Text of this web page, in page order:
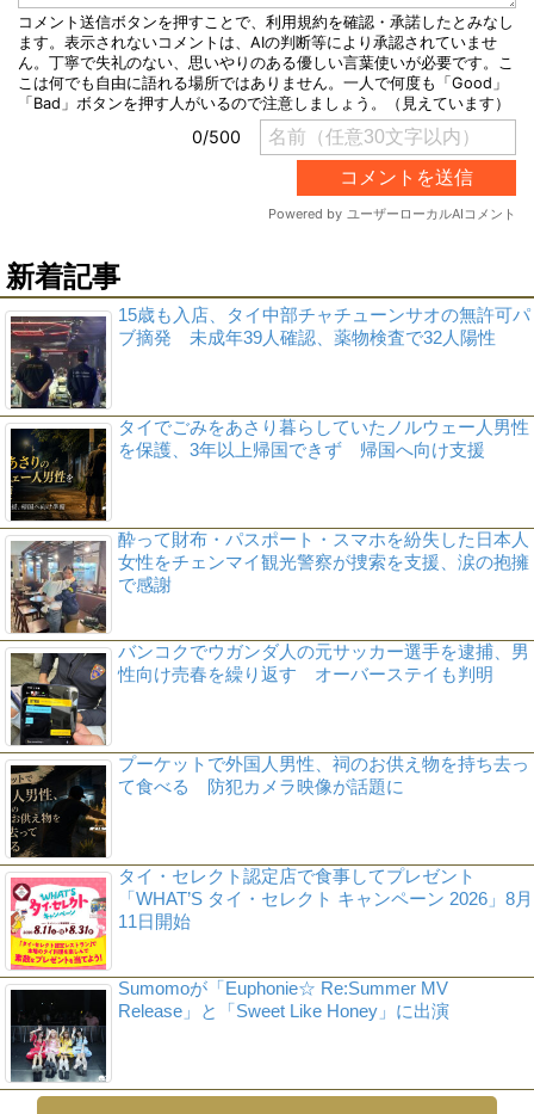
新着記事
15歳も入店、タイ中部チャチューンサオの無許可パ
ブ摘発 未成年39人確認、薬物検査で32人陽性
タイでごみをあさり暮らしていたノルウェー人男性
を保護、3年以上帰国できず 帰国へ向け支援
酔って財布・パスポート・スマホを紛失した日本人
女性をチェンマイ観光警察が捜索を支援、涙の抱擁
で感謝
バンコクでウガンダ人の元サッカー選手を逮捕、男
性向け売春を繰り返す オーバーステイも判明
プーケットで外国人男性、祠のお供え物を持ち去っ
て食べる 防犯カメラ映像が話題に
タイ・セレクト認定店で食事してプレゼント
「WHAT’S タイ・セレクト キャンペーン 2026」8月
11日開始
Sumomoが「Euphonie☆ Re:Summer MV
Release」と「Sweet Like Honey」に出演